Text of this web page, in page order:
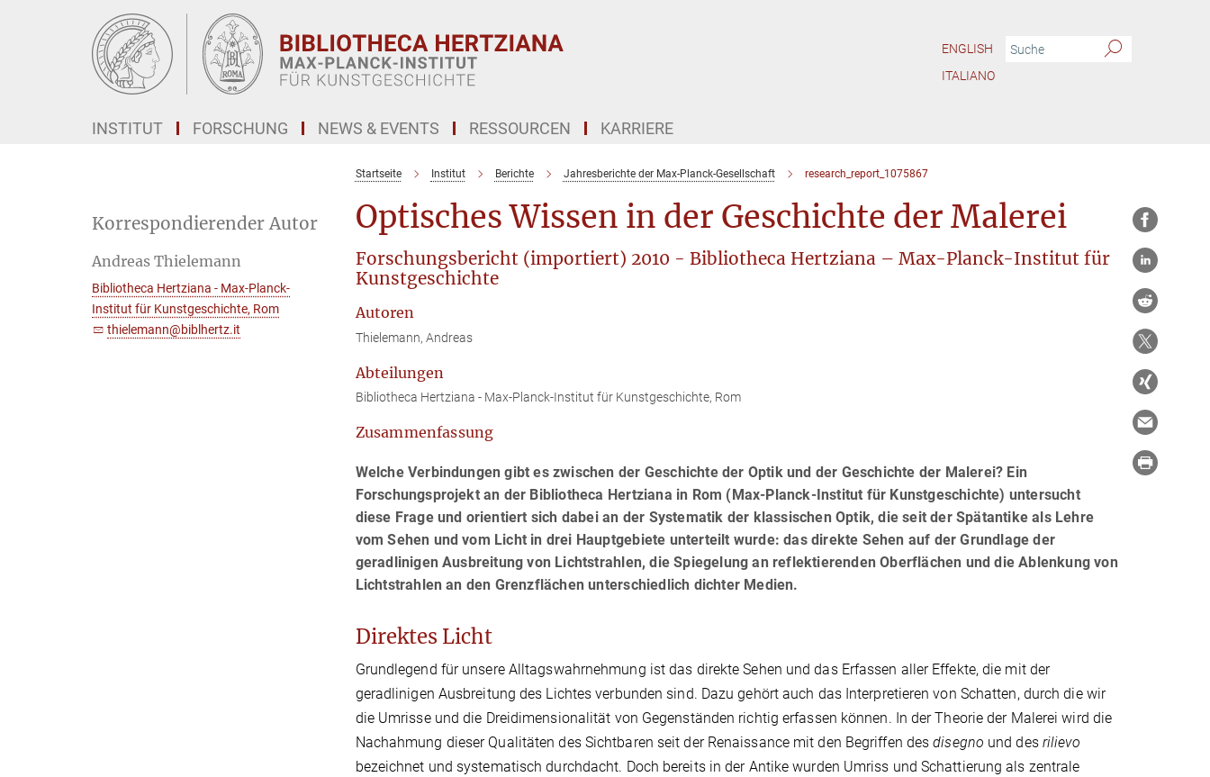
ENGLISH
ITALIANO
INSTITUT FORSCHUNG NEWS & EVENTS RESSOURCEN KARRIERE
Startseite Institut Berichte Jahresberichte der Max-Planck-Gesellschaft research_report_1075867
Optisches Wissen in der Geschichte der Malerei
Forschungsbericht (importiert) 2010 - Bibliotheca Hertziana – Max-Planck-Institut für
Kunstgeschichte
Autoren
Thielemann, Andreas
Abteilungen
Bibliotheca Hertziana - Max-Planck-Institut für Kunstgeschichte, Rom
Zusammenfassung
Welche Verbindungen gibt es zwischen der Geschichte der Optik und der Geschichte der Malerei? Ein
Forschungsprojekt an der Bibliotheca Hertziana in Rom (Max-Planck-Institut für Kunstgeschichte) untersucht
diese Frage und orientiert sich dabei an der Systematik der klassischen Optik, die seit der Spätantike als Lehre
vom Sehen und vom Licht in drei Hauptgebiete unterteilt wurde: das direkte Sehen auf der Grundlage der
geradlinigen Ausbreitung von Lichtstrahlen, die Spiegelung an reflektierenden Oberflächen und die Ablenkung von
Lichtstrahlen an den Grenzflächen unterschiedlich dichter Medien.
Direktes Licht
Grundlegend für unsere Alltagswahrnehmung ist das direkte Sehen und das Erfassen aller Effekte, die mit der
geradlinigen Ausbreitung des Lichtes verbunden sind. Dazu gehört auch das Interpretieren von Schatten, durch die wir
die Umrisse und die Dreidimensionalität von Gegenständen richtig erfassen können. In der Theorie der Malerei wird die
Nachahmung dieser Qualitäten des Sichtbaren seit der Renaissance mit den Begriffen desdisegno und des rilievo
bezeichnet und systematisch durchdacht. Doch bereits in der Antike wurden Umriss und Schattierung als zentrale
Korrespondierender Autor
Andreas Thielemann
Bibliotheca Hertziana - Max-Planck-
Institut für Kunstgeschichte, Rom
thielemann@biblhertz.it